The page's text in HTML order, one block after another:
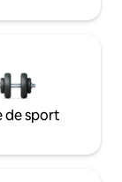
de sport